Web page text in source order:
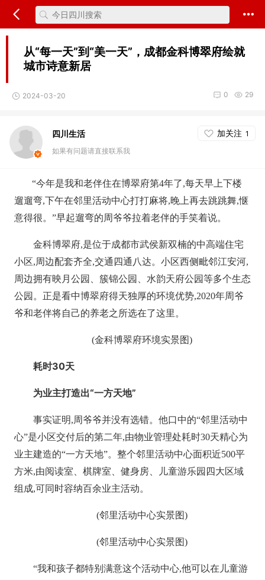
从“每一天”到“美一天”，成都金科博翠府绘就
城市诗意新居
2024-03-20 29
0
四川生活 加关注 1
如果有问题请直接联系我
“今年是我和老伴住在博翠府第4年了,每天早上下楼
遛遛弯,下午在邻里活动中心打打麻将,晚上再去跳跳舞,惬
意得很。”早起遛弯的周爷爷拉着老伴的手笑着说。
金科博翠府,是位于成都市武侯新双楠的中高端住宅
小区,周边配套齐全,交通四通八达。小区西侧毗邻江安河,
周边拥有映月公园、簇锦公园、水韵天府公园等多个生态
公园。正是看中博翠府得天独厚的环境优势,2020年周爷
爷和老伴将自己的养老之所选在了这里。
(金科博翠府环境实景图)
耗时30天
为业主打造出“一方天地”
事实证明,周爷爷并没有选错。他口中的“邻里活动中
心”是小区交付后的第二年,由物业管理处耗时30天精心为
业主建造的“一方天地”。整个邻里活动中心面积近500平
方米,由阅读室、棋牌室、健身房、儿童游乐园四大区域
组成,可同时容纳百余业主活动。
(邻里活动中心实景图)
(邻里活动中心实景图)
“我和孩子都特别满意这个活动中心,他可以在儿童游